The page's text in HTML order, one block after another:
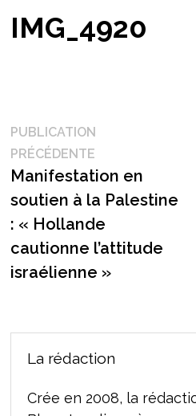
IMG_4920
Navigation
de
l’article
PUBLICATION
PRÉCÉDENTEPublication
précédente :
Manifestation en
soutien à la Palestine
: « Hollande
cautionne l’attitude
israélienne »
La rédaction
Crée en 2008, la